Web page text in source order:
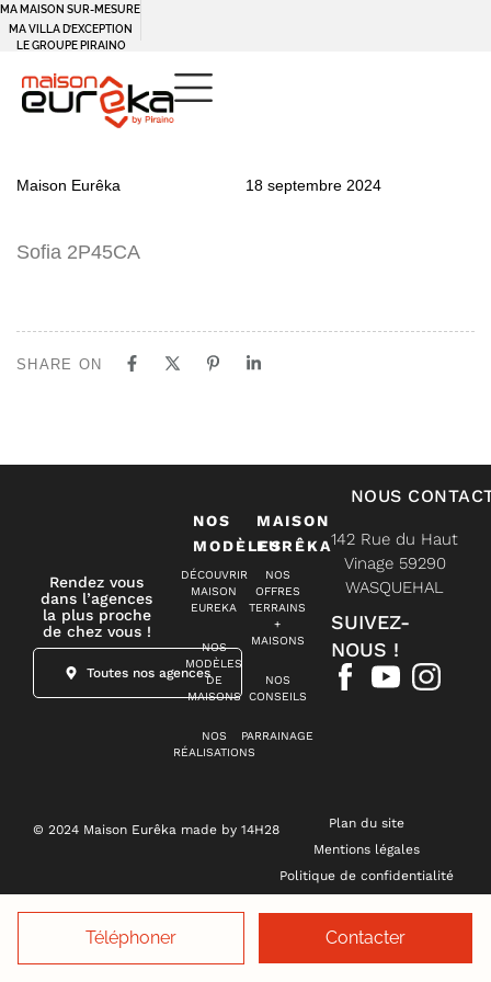
Téléphoner Contacter
MA MAISON SUR-MESURE
MA VILLA D’EXCEPTION
LE GROUPE PIRAINO
IN:
Maison Eurêka
on:
18 septembre 2024
Sofia 2P45CA
SHARE ON
Rendez vous
dans l’agences
la plus proche
de chez vous !
Toutes nos agences
NOS
MODÈLES
DÉCOUVRIR
MAISON
EUREKA
NOS
MODÈLES
DE
MAISONS
NOS
RÉALISATIONS
MAISON
EURÊKA
NOS
OFFRES
TERRAINS
+
MAISONS
NOS
CONSEILS
PARRAINAGE
NOUS
142 Rue du Haut
Vinage 59290
WASQUEHAL
SUIVEZ-
NOUS !
© 2024 Maison Eurêka made by 14H28
Plan du site
Mentions légales
Politique de confidentialité